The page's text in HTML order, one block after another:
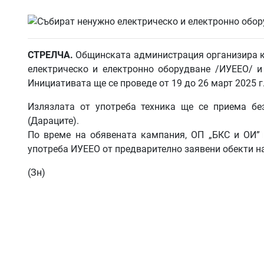
СТРЕЛЧА. Общинската администрация организира
електрическо и електронно оборудване /ИУЕЕО/
Инициативата ще се проведе от 19 до 26 март 2025 г.
Излязлата от употреба техника ще се приема
(Дараците).
По време на обявената кампания, ОП „БКС и ОИ”
употреба ИУЕЕО от предварително заявени обекти
(Зн)